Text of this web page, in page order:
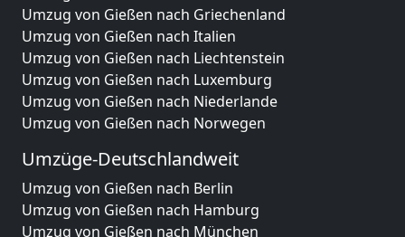
Umzug von Gießen nach Griechenland
Umzug von Gießen nach Italien
Umzug von Gießen nach Liechtenstein
Umzug von Gießen nach Luxemburg
Umzug von Gießen nach Niederlande
Umzug von Gießen nach Norwegen
Umzüge-Deutschlandweit
Umzug von Gießen nach Berlin
Umzug von Gießen nach Hamburg
Umzug von Gießen nach München